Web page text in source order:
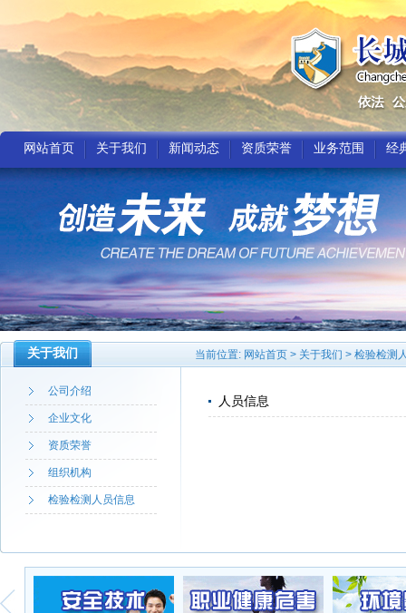
网站首页 关于我们 新闻动态 资质荣誉 业务范围 经
关于我们 当前位置: 网站首页 > 关于我们 > 检验检测
公司介绍
企业文化
资质荣誉
组织机构
检验检测人员信息
人员信息